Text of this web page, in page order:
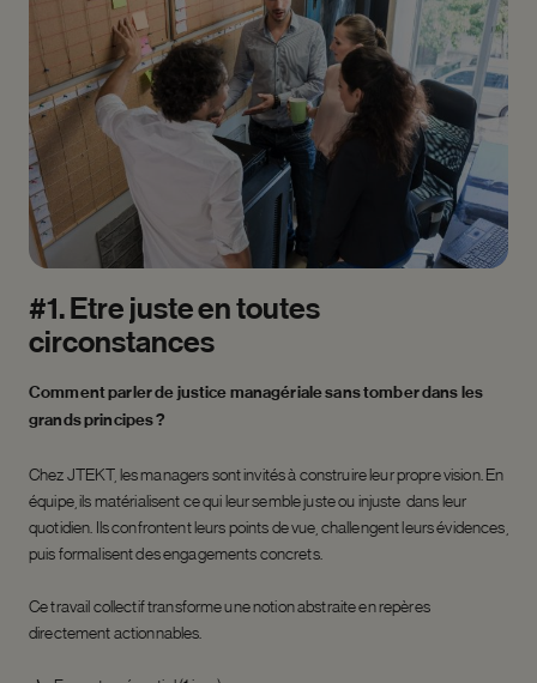
#1.Êtrejusteentoutes
circonstances
Comment parler de justice managériale sans tomber dans les
grands principes ?
Chez JTEKT, les managers sont invités à construire leur propre vision. En
équipe, ils matérialisent ce qui leur semble juste ou injuste dans leur
quotidien. Ils confrontent leurs points de vue, challengent leurs évidences,
puis formalisent des engagements concrets.
Ce travail collectif transforme une notion abstraite en repères
directement actionnables.